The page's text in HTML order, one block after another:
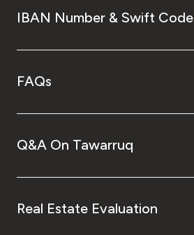
IBAN Number & Swift Code
FAQs
Q&A On Tawarruq
Real Estate Evaluation